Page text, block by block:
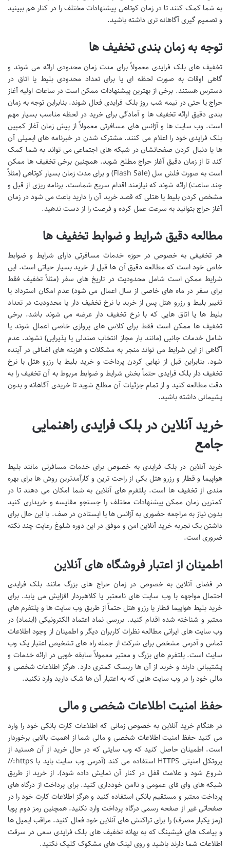
به شما کمک کنند تا در زمان کوتاهی پیشنهادات مختلف را در کنار هم ببینید
و تصمیم گیری آگاهانه تری داشته باشید.
توجه به زمان بندی تخفیف ها
تخفیف های بلک فرایدی معمولاً برای مدت زمان محدودی ارائه می شوند و
گاهی اوقات به صورت لحظه ای یا برای تعداد محدودی بلیط یا اتاق در
دسترس هستند. برخی از بهترین پیشنهادات ممکن است در ساعات اولیه آغاز
حراج یا حتی در نیمه شب روز بلک فرایدی فعال شوند. بنابراین توجه به زمان
بندی دقیق ارائه تخفیف ها و آمادگی برای خرید در لحظه مناسب بسیار مهم
است. وب سایت ها و آژانس های مسافرتی معمولاً از پیش زمان آغاز کمپین
بلک فرایدی خود را اعلام می کنند. مشترک شدن در خبرنامه های ایمیلی آن
ها یا دنبال کردن صفحاتشان در شبکه های اجتماعی می تواند به شما کمک
کند تا از زمان دقیق آغاز حراج مطلع شوید. همچنین برخی تخفیف ها ممکن
است به صورت فلش سل (Flash Sale) و برای مدت زمان بسیار کوتاهی (مثلاً
چند ساعت) ارائه شوند که نیازمند اقدام سریع شماست. برنامه ریزی از قبل و
مشخص کردن بلیط یا هتلی که قصد خرید آن را دارید باعث می شود در زمان
آغاز حراج بتوانید به سرعت عمل کرده و فرصت را از دست ندهید.
مطالعه دقیق شرایط و ضوابط تخفیف ها
هر تخفیفی به خصوص در حوزه خدمات مسافرتی دارای شرایط و ضوابط
خاص خود است که مطالعه دقیق آن ها قبل از خرید بسیار حیاتی است. این
شرایط ممکن است شامل محدودیت در تاریخ های سفر (مثلاً تخفیف فقط
برای سفر در ماه های خاصی از سال اعمال می شود) عدم امکان استرداد یا
تغییر بلیط و رزرو هتل پس از خرید با نرخ تخفیف دار یا محدودیت در تعداد
بلیط ها یا اتاق هایی که با نرخ تخفیف دار عرضه می شوند باشد. برخی
تخفیف ها ممکن است فقط برای کلاس های پروازی خاصی اعمال شوند یا
شامل خدمات جانبی (مانند بار مجاز انتخاب صندلی یا پذیرایی) نشوند. عدم
آگاهی از این شرایط می تواند منجر به مشکلات و هزینه های اضافی در آینده
شود. بنابراین قبل از نهایی کردن پرداخت و خرید بلیط یا رزرو هتل با نرخ
تخفیف دار بلک فرایدی حتماً بخش شرایط و ضوابط مربوط به آن تخفیف را به
دقت مطالعه کنید و از تمام جزئیات آن مطلع شوید تا خریدی آگاهانه و بدون
پشیمانی داشته باشید.
خرید آنلاین در بلک فرایدی راهنمایی
جامع
خرید آنلاین در بلک فرایدی به خصوص برای خدمات مسافرتی مانند بلیط
هواپیما و قطار و رزرو هتل یکی از راحت ترین و کارآمدترین روش ها برای بهره
مندی از تخفیف ها است. پلتفرم های آنلاین به شما امکان می دهند تا در
کمترین زمان ممکن پیشنهادات مختلف را جستجو مقایسه و خریداری کنید
بدون نیاز به مراجعه حضوری به آژانس ها یا ایستادن در صف. با این حال برای
داشتن یک تجربه خرید آنلاین امن و موفق در این دوره شلوغ رعایت چند نکته
ضروری است.
اطمینان از اعتبار فروشگاه های آنلاین
در فضای آنلاین به خصوص در زمان حراج های بزرگ مانند بلک فرایدی
احتمال مواجهه با وب سایت های نامعتبر یا کلاهبردار افزایش می یابد. برای
خرید بلیط هواپیما قطار یا رزرو هتل حتماً از طریق وب سایت ها و پلتفرم های
معتبر و شناخته شده اقدام کنید. بررسی نماد اعتماد الکترونیکی (اینماد) در
وب سایت های ایرانی مطالعه نظرات کاربران دیگر و اطمینان از وجود اطلاعات
تماس و آدرس مشخص برای شرکت از جمله راه های تشخیص اعتبار یک وب
سایت است. پلتفرم های بزرگ و معتبر معمولاً سابقه خوبی در ارائه خدمات و
پشتیبانی دارند و خرید از آن ها ریسک کمتری دارد. هرگز اطلاعات شخصی و
مالی خود را در وب سایت هایی که به اعتبار آن ها شک دارید وارد نکنید.
حفظ امنیت اطلاعات شخصی و مالی
در هنگام خرید آنلاین به خصوص زمانی که اطلاعات کارت بانکی خود را وارد
می کنید حفظ امنیت اطلاعات شخصی و مالی شما از اهمیت بالایی برخوردار
است. اطمینان حاصل کنید که وب سایتی که در حال خرید از آن هستید از
پروتکل امنیتی HTTPS استفاده می کند (آدرس وب سایت باید با https://
شروع شود و علامت قفل در کنار آن نمایش داده شود). از خرید از طریق
شبکه های وای فای عمومی و ناامن خودداری کنید. برای پرداخت از درگاه های
پرداخت معتبر و مستقیم بانکی استفاده کنید و هرگز اطلاعات کارت خود را در
صفحاتی غیر از صفحه رسمی درگاه پرداخت وارد نکنید. همچنین رمز دوم پویا
(رمز یکبار مصرف) را برای تراکنش های آنلاین خود فعال کنید. مراقب ایمیل ها
و پیامک های فیشینگ که به بهانه تخفیف های بلک فرایدی سعی در سرقت
اطلاعات شما دارند باشید و روی لینک های مشکوک کلیک نکنید.